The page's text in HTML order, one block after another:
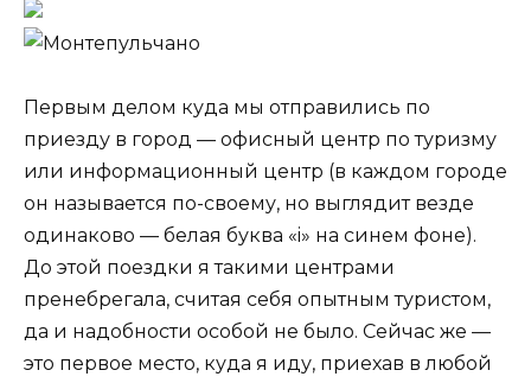
Первым делом куда мы отправились по
приезду в город — офисный центр по туризму
или информационный центр (в каждом городе
он называется по-своему, но выглядит везде
одинаково — белая буква «i» на синем фоне).
До этой поездки я такими центрами
пренебрегала, считая себя опытным туристом,
да и надобности особой не было. Сейчас же —
это первое место, куда я иду, приехав в любой